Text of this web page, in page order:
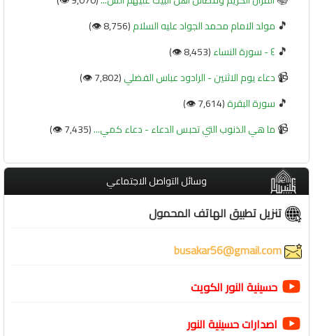
🎵 مولد الامام محمد الجواد عليه السلام(8,756 👁️)
🎵 ٤ - سورة النساء (8,453 👁️)
📹دعاء يوم الاثنين - الرادود عباس الفضلي(7,802 👁️)
🎵 سورة البقرة(7,614 👁️)
📹ما هي الذنوب التي تحبس الدعاء - دعاء كمي...(7,435 👁️)
وسائل التواصل الاجتماعي
تنزيل تطبيق الهاتف المحمول
حسينية النور الكويت
اصدارات حسينية النور